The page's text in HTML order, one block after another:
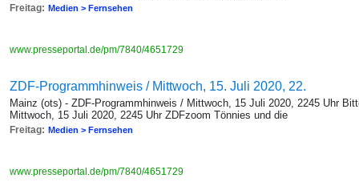
Freitag: Medien > Fernsehen
www.presseportal.de/pm/7840/4651729
ZDF-Programmhinweis / Mittwoch, 15. Juli 2020, 22.
Mainz (ots) - ZDF-Programmhinweis / Mittwoch, 15 Juli 2020, 2245 Uhr
Mittwoch, 15 Juli 2020, 2245 Uhr ZDFzoom Tönnies und die
Freitag: Medien > Fernsehen
www.presseportal.de/pm/7840/4651729